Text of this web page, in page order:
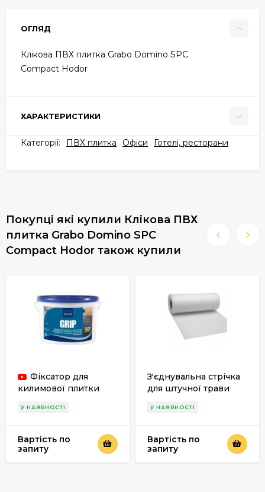
ОГЛЯД
Клікова ПВХ плитка Grabo Domino SPC
Compact Hodor
ХАРАКТЕРИСТИКИ
Категорії: ПВХ плитка Офіси Готелі, ресторани
Покупці які купили Клікова ПВХ
плитка Grabo Domino SPC
Compact Hodor також купили
Фіксатор для
килимової плитки
У НАЯВНОСТІ
Вартість по
запиту
З'єднувальна стрічка
для штучної трави
У НАЯВНОСТІ
Вартість по
запиту